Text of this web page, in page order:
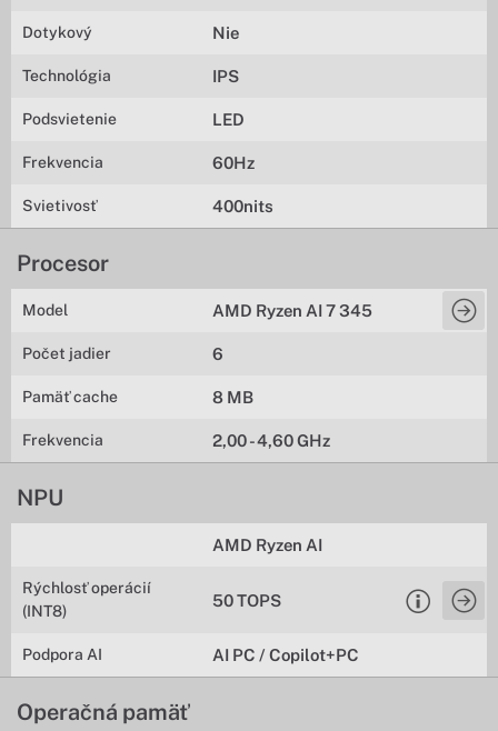
Dotykový Nie
Technológia IPS
Podsvietenie LED
Frekvencia 60Hz
Svietivosť 400nits
Procesor
Model AMD Ryzen AI 7 345
Počet jadier 6
Pamäť cache 8 MB
Frekvencia 2,00 - 4,60 GHz
NPU
AMD Ryzen AI
Rýchlosť operácií
(INT8)
50 TOPS
Podpora AI AI PC / Copilot+PC
Operačná pamäť